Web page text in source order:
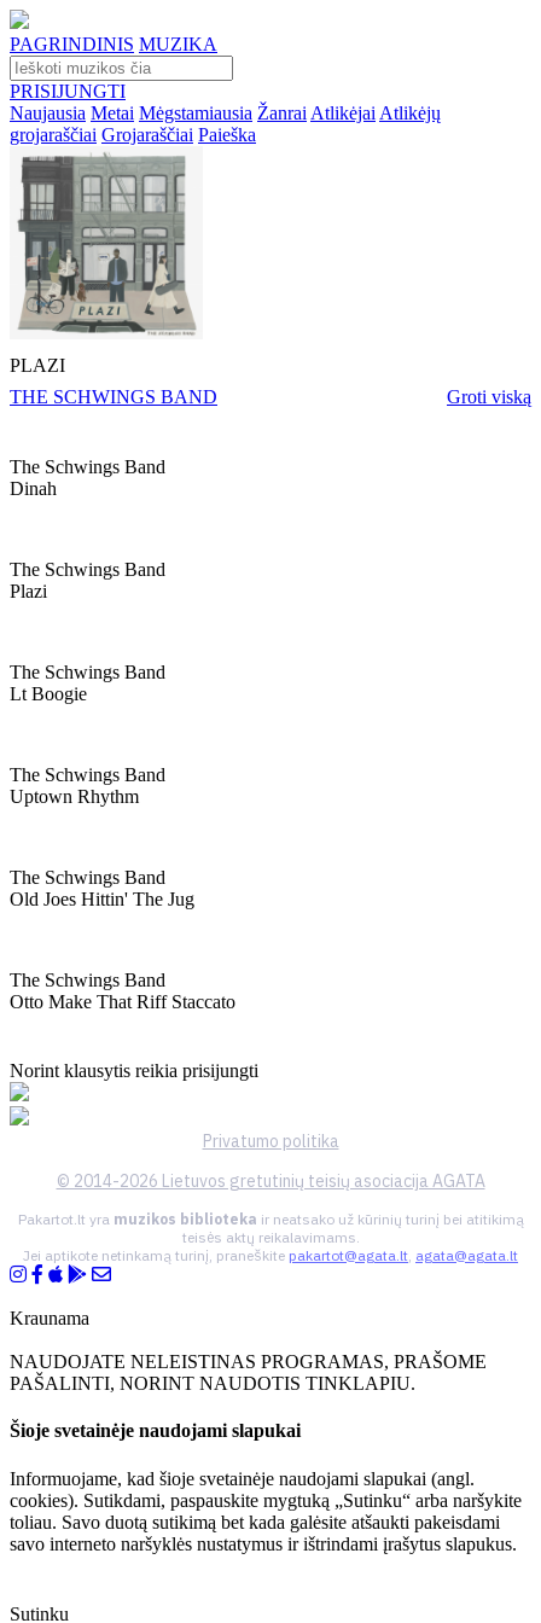
PAGRINDINIS MUZIKA
PRISIJUNGTI
Naujausia Metai Mėgstamiausia Žanrai Atlikėjai Atlikėjų
grojaraščiai Grojaraščiai Paieška
PLAZI
THE SCHWINGS BAND
Groti viską
The Schwings Band
Dinah
The Schwings Band
Plazi
The Schwings Band
Lt Boogie
The Schwings Band
Uptown Rhythm
The Schwings Band
Old Joes Hittin' The Jug
The Schwings Band
Otto Make That Riff Staccato
Norint klausytis reikia prisijungti
Privatumo politika
© 2014-2026 Lietuvos gretutinių teisių asociacija AGATA
Pakartot.lt yra muzikos biblioteka ir neatsako už kūrinių turinį bei atitikimą
teisės aktų reikalavimams.
Jei aptikote netinkamą turinį, praneškite pakartot@agata.lt, agata@agata.lt
Kraunama
NAUDOJATE NELEISTINAS PROGRAMAS, PRAŠOME
PAŠALINTI, NORINT NAUDOTIS TINKLAPIU.
Šioje svetainėje naudojami slapukai
Informuojame, kad šioje svetainėje naudojami slapukai (angl.
cookies). Sutikdami, paspauskite mygtuką „Sutinku“ arba naršykite
toliau. Savo duotą sutikimą bet kada galėsite atšaukti pakeisdami
savo interneto naršyklės nustatymus ir ištrindami įrašytus slapukus.
Sutinku